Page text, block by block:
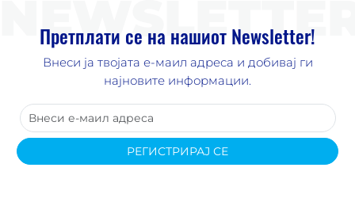
Претплати се на нашиот Newsletter!
Внеси ја твојата е-маил адреса и добивај ги
најновите информации.
РЕГИСТРИРАЈ СЕ